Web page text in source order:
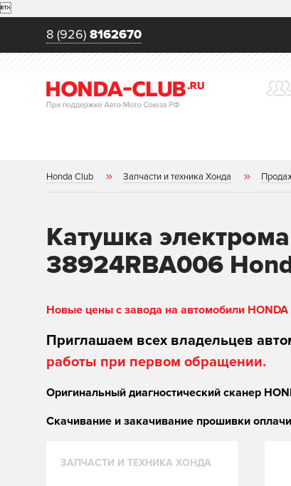

8 (926) 8162670
Honda Club Запчасти и техника Хонда
Катушка
38924RBA006
Новые цены с завода на автомобили HONDA
Приглашаем всех владельцев
работы при первом обращении.
Оригинальный диагностический сканер
Скачивание и закачивание прошивки
ЗАПЧАСТИ И ТЕХНИКА ХОНДА